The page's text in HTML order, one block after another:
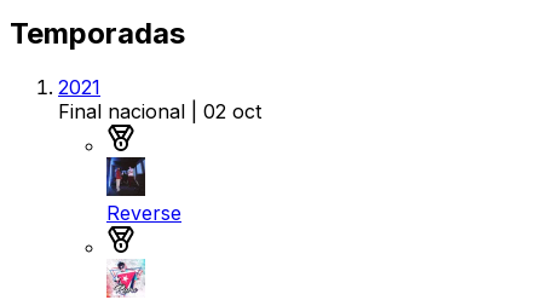
Temporadas
2021
Final nacional | 02 oct
Reverse